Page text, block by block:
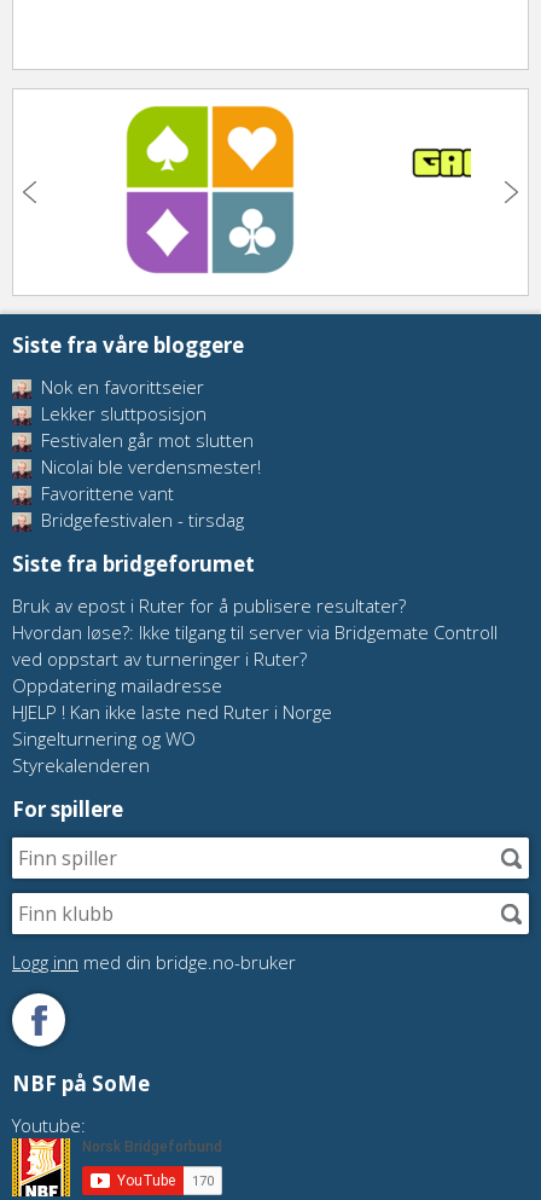
Siste fra våre bloggere
Nok en favorittseier
Lekker sluttposisjon
Festivalen går mot slutten
Nicolai ble verdensmester!
Favorittene vant
Bridgefestivalen - tirsdag
Siste fra bridgeforumet
Bruk av epost i Ruter for å publisere resultater?
Hvordan løse?: Ikke tilgang til server via Bridgemate Controll
ved oppstart av turneringer i Ruter?
Oppdatering mailadresse
HJELP ! Kan ikke laste ned Ruter i Norge
Singelturnering og WO
Styrekalenderen
For spillere
Logg inn med din bridge.no-bruker
NBF på SoMe
Youtube: